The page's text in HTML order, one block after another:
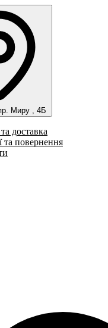
Миру , 4Б
доставка
та повернення